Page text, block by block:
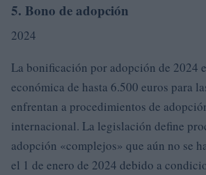
5. Bono de adopción
2024
La bonificación por adopción de 2024
económica de hasta 6.500 euros para
enfrentan a procedimientos de
internacional. La legislación define
adopción «complejos» que aún no se
el 1 de enero de 2024 debido a